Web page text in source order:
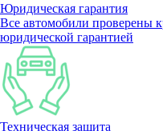
Юридическая гарантия
Все автомобили проверены
юридической гарантией
Техническая защита